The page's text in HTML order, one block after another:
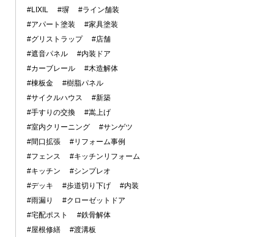
#LIXIL
#塀
#ライン舗装
#アパート塗装
#家具塗装
#グリストラップ
#店舗
#遮音パネル
#内装ドア
#カーブレール
#木造解体
#棟板金
#樹脂パネル
#サイクルハウス
#新築
#手すりの交換
#嵩上げ
#室内クリーニング
#サンゲツ
#間口拡張
#リフォーム事例
#フェンス
#キッチンリフォーム
#キッチン
#シンプレオ
#デッキ
#歩道切り下げ
#内装
#雨漏り
#クローゼットドア
#宅配ポスト
#鉄骨解体
#屋根修繕
#渡溝板